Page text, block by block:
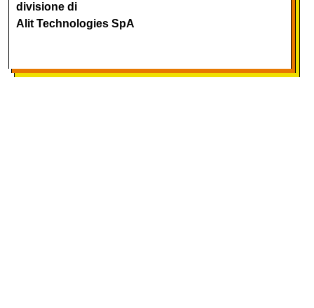
divisione di
Alit Technologies SpA